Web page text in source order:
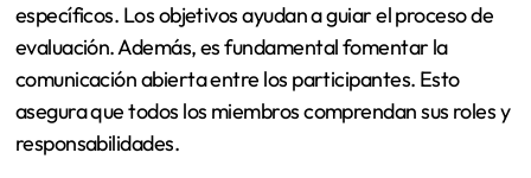
específicos. Los objetivos ayudan a guiar el proceso de
evaluación. Además, es fundamental fomentar la
comunicación abierta entre los participantes. Esto
asegura que todos los miembros comprendan sus roles y
responsabilidades.